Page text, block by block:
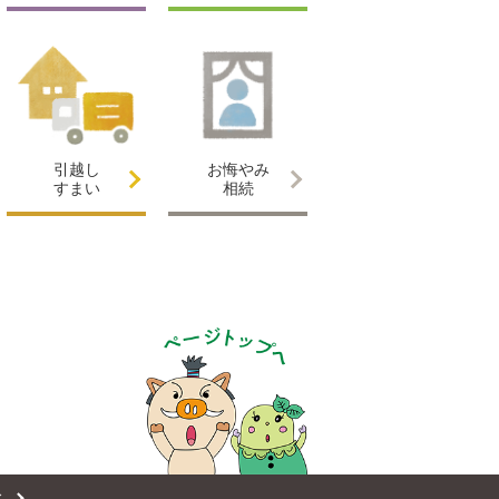
引越し
すまい
お悔やみ
相続